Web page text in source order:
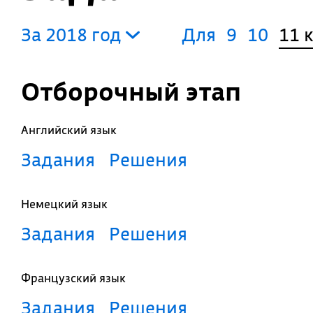
За 2018 год Для 9 10 11
Отборочный этап
Английский язык
Задания Решения
Немецкий язык
Задания Решения
Французский язык
Задания Решения